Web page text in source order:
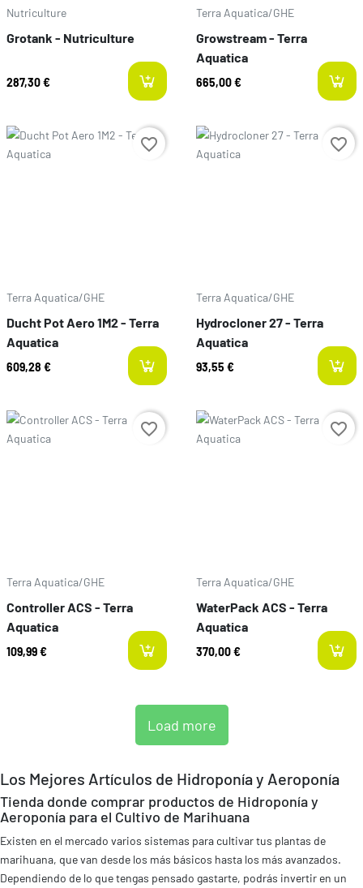
Nutriculture
Grotank - Nutriculture
287,30 €
Terra Aquatica/GHE
Growstream - Terra
Aquatica
665,00 €
Prix
Terra Aquatica/GHE
Ducht Pot Aero 1M2 - Terra
Aquatica
609,28 €
favorite_border Prix
Terra Aquatica/GHE
Hydrocloner 27 - Terra
Aquatica
93,55 €
favorite_border
Prix
Terra Aquatica/GHE
Controller ACS - Terra
Aquatica
109,99 €
favorite_border Prix
Terra Aquatica/GHE
WaterPack ACS - Terra
Aquatica
370,00 €
favorite_border
Load more
Los Mejores Artículos de Hidroponía y Aeroponía
Tienda donde comprar productos de Hidroponía y
Aeroponía para el Cultivo de Marihuana
Existen en el mercado varios sistemas para cultivar tus plantas de
marihuana, que van desde los más básicos hasta los más avanzados.
Dependiendo de lo que tengas pensado gastarte, podrás invertir en un